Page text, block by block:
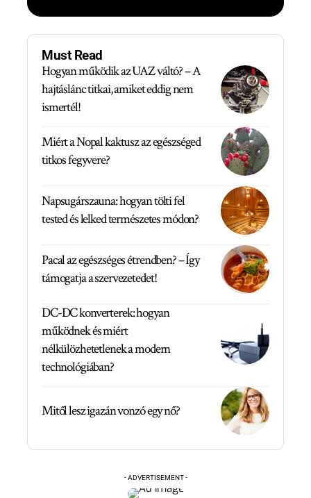
Must Read
Hogyan működik az UAZ váltó? – A
hajtáslánc titkai, amiket eddig nem
ismertél!
Miért a Nopal kaktusz az egészséged
titkos fegyvere?
Napsugárszauna: hogyan tölti fel
tested és lelked természetes módon?
Pacal az egészséges étrendben? – Így
támogatja a szervezetedet!
DC-DC konverterek: hogyan
működnek és miért
nélkülözhetetlenek a modern
technológiában?
Mitől lesz igazán vonzó egy nő?
- ADVERTISEMENT -